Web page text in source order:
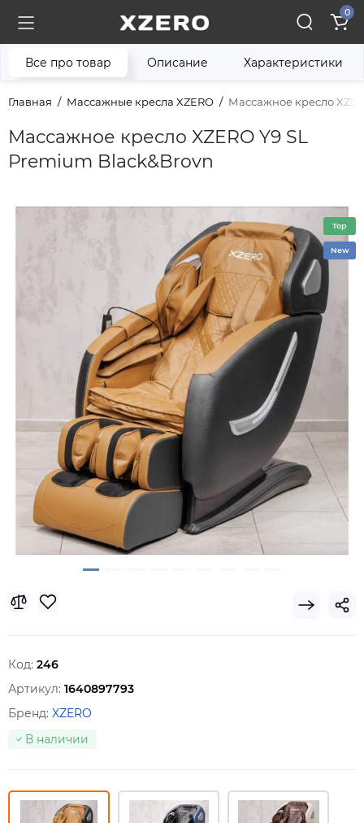
0
Главная Массажные кресла XZERO Массажное кресло
Массажное кресло XZERO Y9 SL
Premium Black&Brovn
Все про товар Описание Характеристики
Top
New
Код: 246
Артикул: 1640897793
Бренд: XZERO
В наличии